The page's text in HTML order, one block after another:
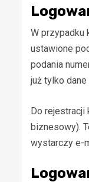
W przypadku
ustawione
podania
już tylko
Do rejestracji
biznesowy).
wystarczy e-